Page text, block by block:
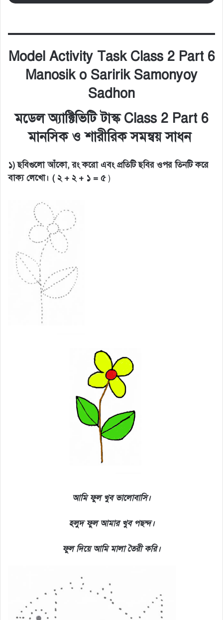
Model Activity Task Class 2 Part 6
Manosik o Saririk Samonyoy
Sadhon
মডেল অ্যাক্টিভিটি টাস্ক Class 2 Part 6
মানসিক ও শারীরিক সমন্বয় সাধন
১) ছবিগুলো আঁকো, রং করো এবং প্রতিটি ছবির ওপর তিনটি করে
বাক্য লেখো। ( ২ + ২ + ১ = ৫)
আমি ফুল খুব ভালোবাসি।
হলুদ ফুল আমার খুব পছন্দ।
ফুল দিয়ে আমি মালা তৈরী করি।